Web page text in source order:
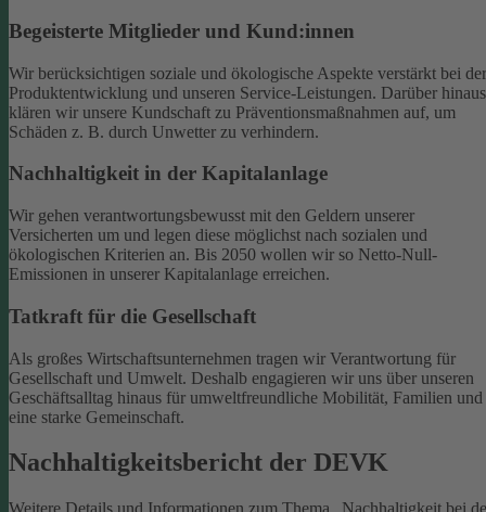
Begeisterte Mitglieder und Kund:innen
Wir berücksichtigen soziale und ökologische Aspekte verstärkt bei der
Produktentwicklung und unseren Service-Leistungen. Darüber hinaus
klären wir unsere Kundschaft zu Präventionsmaßnahmen auf, um
Schäden z. B. durch Unwetter zu verhindern.
Nachhaltigkeit in der Kapitalanlage
Wir gehen verantwortungsbewusst mit den Geldern unserer
Versicherten um und legen diese möglichst nach sozialen und
ökologischen Kriterien an. Bis 2050 wollen wir so Netto-Null-
Emissionen in unserer Kapitalanlage erreichen.
Tatkraft für die Gesellschaft
Als großes Wirtschaftsunternehmen tragen wir Verantwortung für
Gesellschaft und Umwelt. Deshalb engagieren wir uns über unseren
Geschäftsalltag hinaus für umweltfreundliche Mobilität, Familien und
eine starke Gemeinschaft.
Nachhaltigkeitsbericht der DEVK